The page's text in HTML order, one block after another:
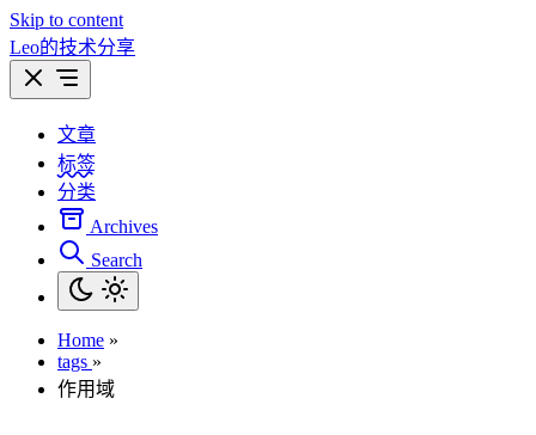
Skip to content
Leo的技术分享
文章
标签
分类
Archives
Search
Home »
tags »
作用域